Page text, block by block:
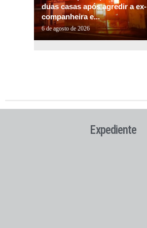
duas casas após agredir a ex-
companheira e...
6 de agosto de 2026
Expediente